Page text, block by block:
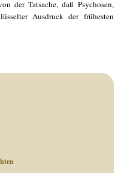
der Tatsache, daß Psychosen,
Ausdruck der frühesten